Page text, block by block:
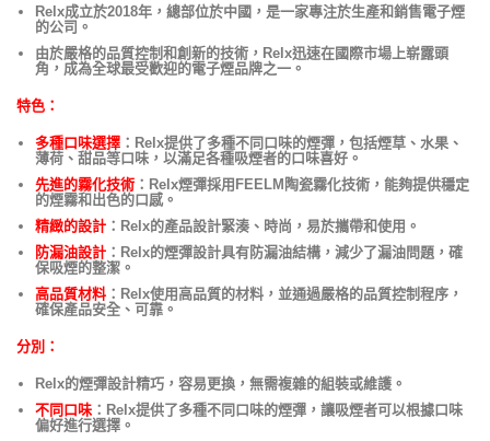
Relx成立於2018年，總部位於中國，是一家專注於生產和銷售電子煙
的公司。
由於嚴格的品質控制和創新的技術，Relx迅速在國際市場上崭露頭
角，成為全球最受歡迎的電子煙品牌之一。
特色：
多種口味選擇 ：Relx提供了多種不同口味的煙彈，包括煙草、水果、
薄荷、甜品等口味，以滿足各種吸煙者的口味喜好。
先進的霧化技術 ：Relx煙彈採用FEELM陶瓷霧化技術，能夠提供穩定
的煙霧和出色的口感。
精緻的設計 ：Relx的產品設計緊湊、時尚，易於攜帶和使用。
防漏油設計 ：Relx的煙彈設計具有防漏油結構，減少了漏油問題，確
保吸煙的整潔。
高品質材料 ：Relx使用高品質的材料，並通過嚴格的品質控制程序，
確保產品安全、可靠。
分別：
Relx的煙彈設計精巧，容易更換，無需複雜的組裝或維護。
不同口味 ：Relx提供了多種不同口味的煙彈，讓吸煙者可以根據口味
偏好進行選擇。